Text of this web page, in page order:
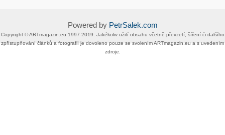
Powered by PetrSalek.com
Copyright ©​ ​​ARTmagazin.eu ​1997-2019​.​ Jakékoliv užití obsahu včetně převzetí, šíření či dalšího
zpřístupňování článků a fotografií je dovoleno pouze se svolením ​ARTmagazin.eu​ ​a s uvedením
zdroje.